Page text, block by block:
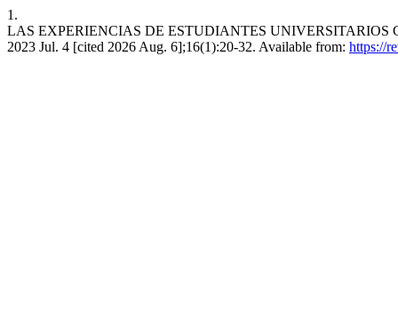
1.
LAS EXPERIENCIAS DE ESTUDIANTES
2023 Jul. 4 [cited 2026 Aug. 6];16(1):20-32. Available from: https://